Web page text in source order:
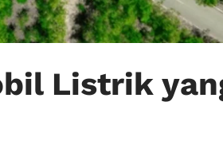
Listrik